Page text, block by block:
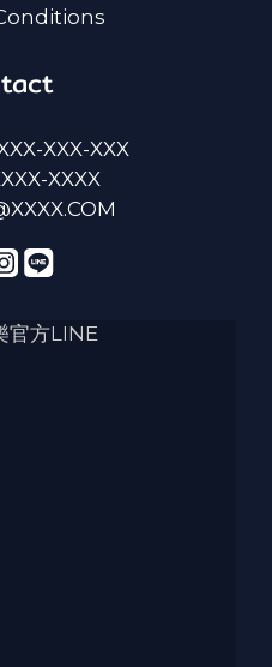
XXX-XXX
XXXX